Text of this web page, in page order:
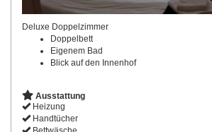
Deluxe Doppelzimmer
Doppelbett
Eigenem Bad
Blick auf den Innenhof
Ausstattung
Heizung
Handtücher